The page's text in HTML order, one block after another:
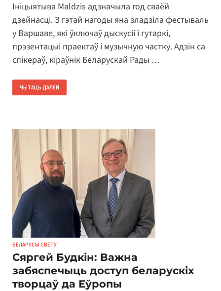
Ініцыятыва Maldzis адзначыла год сваёй
дзейнасці. З гэтай нагоды яна зладзіла фестываль
у Варшаве, які ўключаў дыскусіі і гутаркі,
прэзентацыі праектаў і музычную частку. Адзін са
спікераў, кіраўнік Беларускай Рады …
ЧЫТАЦЬ ДАЛЕЙ
БЕЛАРУСЫ СВЕТУ
Сяргей Будкін: Важна
забяспечыць доступ беларускіх
творцаў да Еўропы